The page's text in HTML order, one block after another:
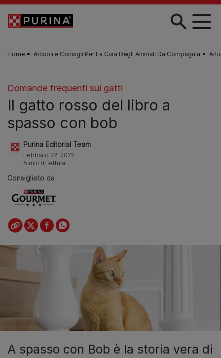
Skip to main content
Home Articoli e Consigli Per La Cura Degli Animali Da Compagnia
Domande frequenti sui gatti
Il gatto rosso del libro a
spasso con bob
Purina Editorial Team
Febbraio 22, 2022
5 min di lettura
Consigliato da
A spasso con Bob è la storia vera di